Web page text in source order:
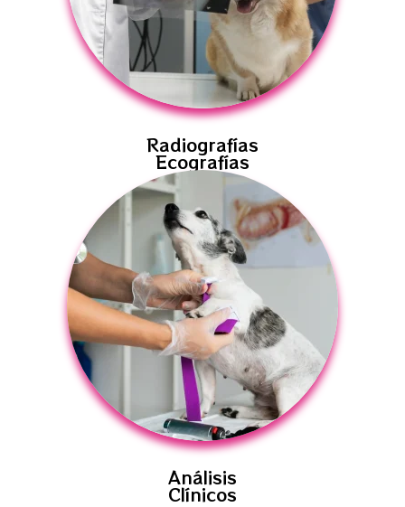
Radiografías
Ecografías
Análisis
Clínicos